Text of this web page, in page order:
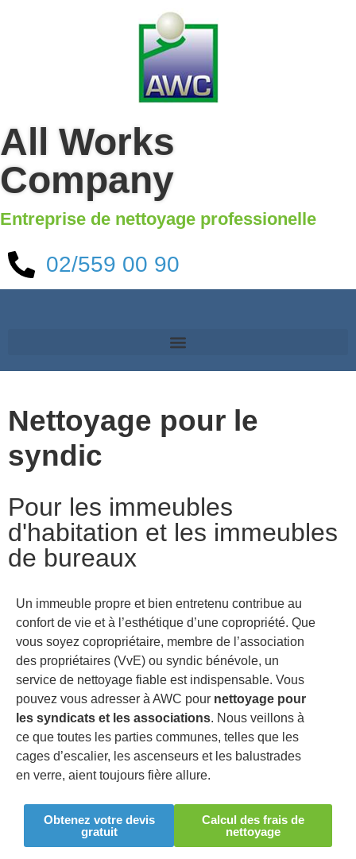
All Works
Company
Entreprise de nettoyage professionelle
02/559 00 90
Nettoyage pour le
syndic
Pour les immeubles
d'habitation et les immeubles
de bureaux
Un immeuble propre et bien entretenu contribue au
confort de vie et à l’esthétique d’une copropriété. Que
vous soyez copropriétaire, membre de l’association
des propriétaires (VvE) ou syndic bénévole, un
service de nettoyage fiable est indispensable. Vous
pouvez vous adresser à AWC pour nettoyage pour
les syndicats et les associations. Nous veillons à
ce que toutes les parties communes, telles que les
cages d’escalier, les ascenseurs et les balustrades
en verre, aient toujours fière allure.
Obtenez votre devis
gratuit
Calcul des frais de
nettoyage